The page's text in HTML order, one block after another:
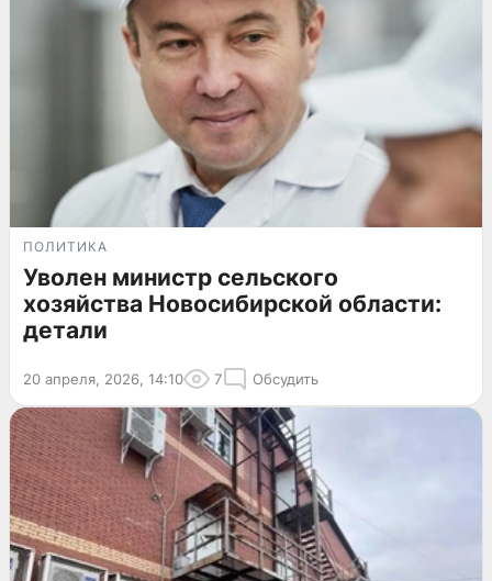
ПОЛИТИКА
Уволен министр сельского
хозяйства Новосибирской области:
детали
20 апреля, 2026, 14:10 7 Обсудить